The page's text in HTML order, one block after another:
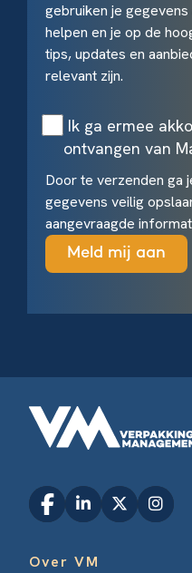
gebruiken je
helpen en je op de
tips, updates en
relevant zijn.
Ik ga ermee
ontvangen van
Door te verzenden ga
gegevens veilig
aangevraagde
Over VM